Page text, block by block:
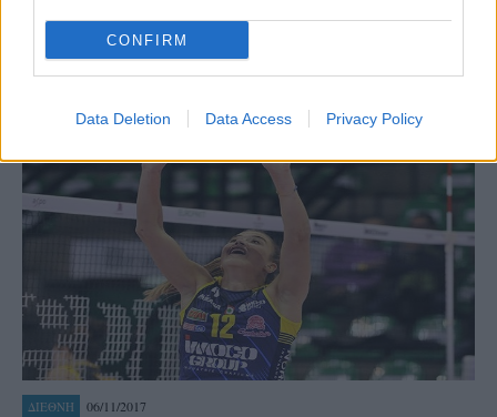
CONFIRM
Data Deletion Data Access Privacy Policy
συνέχεια στην ομάδα της διεθνούς μας άσου.
ΔΙΕΘΝΗ 06/11/2017